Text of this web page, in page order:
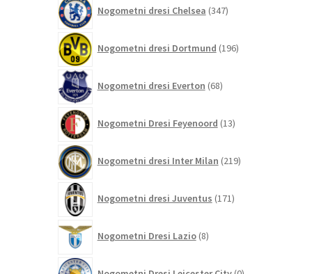
Nogometni dresi Chelsea 347izdelkov
Nogometni dresi Dortmund 196izdelkov
Nogometni dresi Everton 68izdelkov
Nogometni Dresi Feyenoord 13izdelkov
Nogometni dresi Inter Milan 219izdelkov
Nogometni dresi Juventus 171izdelkov
Nogometni Dresi Lazio 8izdelkov